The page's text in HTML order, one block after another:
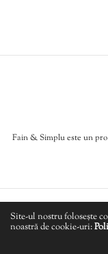
Fain & Simplu este un
Site-ul nostru folosește
noastră de cookie-uri: